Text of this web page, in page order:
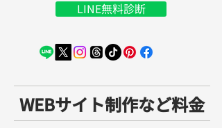
LINE無料診断
WEBサイト制作など料金